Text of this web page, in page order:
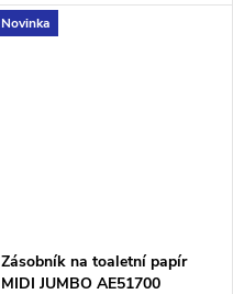
Novinka
Zásobník na toaletní papír
MIDI JUMBO AE51700